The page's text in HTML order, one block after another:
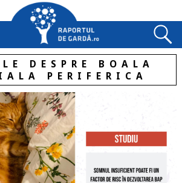
DESPRE BOALA
PERIFERICA